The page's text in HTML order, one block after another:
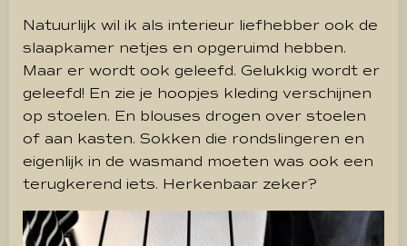
Natuurlijk wil ik als interieur liefhebber ook de
slaapkamer netjes en opgeruimd hebben.
Maar er wordt ook geleefd. Gelukkig wordt er
geleefd! En zie je hoopjes kleding verschijnen
op stoelen. En blouses drogen over stoelen
of aan kasten. Sokken die rondslingeren en
eigenlijk in de wasmand moeten was ook een
terugkerend iets. Herkenbaar zeker?